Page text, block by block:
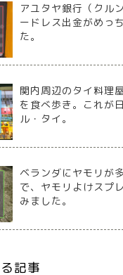
アユタヤ銀行（クル
ードレス出金がめっ
た。
関内周辺のタイ料理
を食べ歩き。これが
ル・タイ。
ベランダにヤモリが
で、ヤモリよけスプ
みました。
記事